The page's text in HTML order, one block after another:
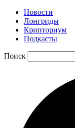
Новости
Лонгриды
Крипториум
Подкасты
Поиск